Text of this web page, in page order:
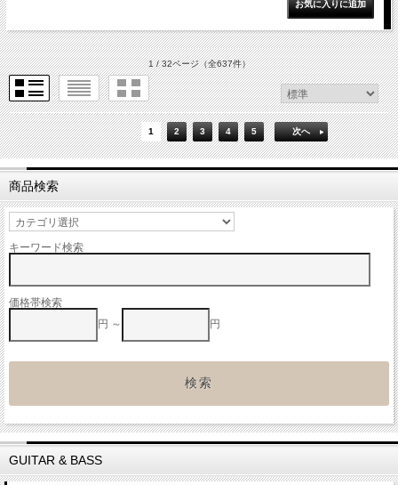
1 / 32ページ（全637件）
1 2 3 4 5 次へ
商品検索
キーワード検索
価格帯検索
円 ～
円
GUITAR & BASS